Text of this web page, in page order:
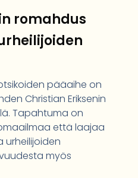
romahdus
pääaihe on
Christian Eriksenin
Tapahtuma on
että laajaa
urheilijoiden
myös